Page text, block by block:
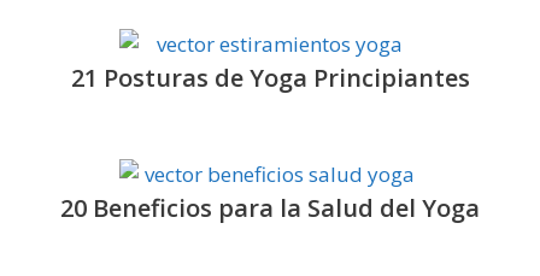
21 Posturas de Yoga Principiantes
20 Beneficios para la Salud del Yoga